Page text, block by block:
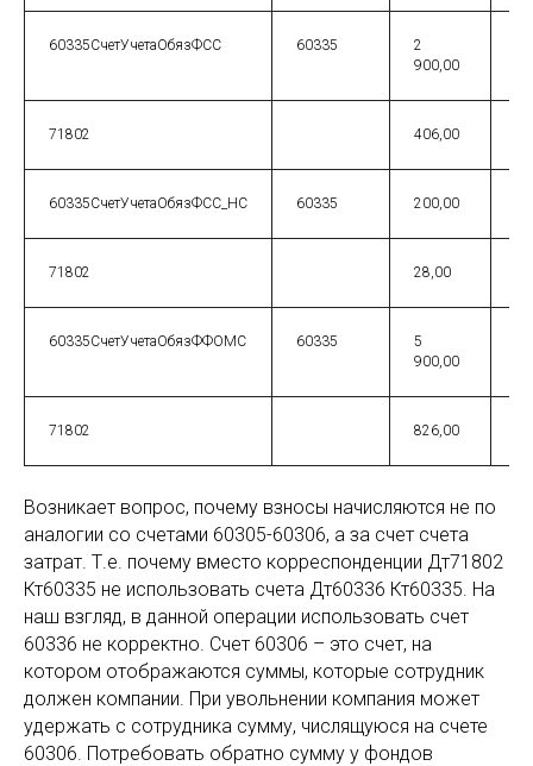
60335СчетУчетаОбязФСС 60335
2
900,00
71802 406,00
60335СчетУчетаОбязФСС_НС 60335 200,00
71802 28,00
60335СчетУчетаОбязФФОМС 60335
5
900,00
71802 826,00
Возникает вопрос, почему взносы начисляются не по
аналогии со счетами 60305-60306, а за счет счета
затрат. Т.е. почему вместо корреспонденции Дт71802
Кт60335 не использовать счета Дт60336 Кт60335. На
наш взгляд, в данной операции использовать счет
60336 не корректно. Счет 60306 – это счет, на
котором отображаются суммы, которые сотрудник
должен компании. При увольнении компания может
удержать с сотрудника сумму, числящуюся на счете
60306. Потребовать обратно сумму у фондов